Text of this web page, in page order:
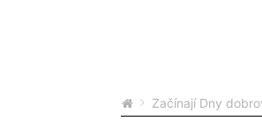
Začínají Dny